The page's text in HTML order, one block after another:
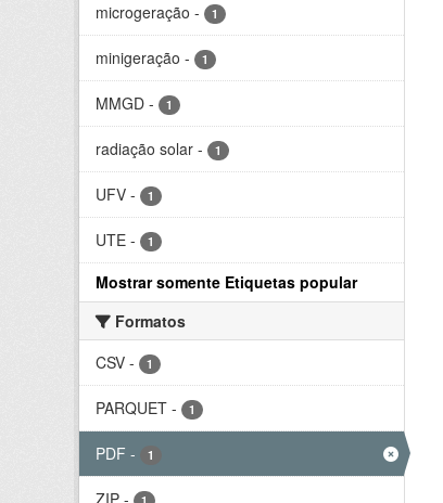
microgeração - 1
minigeração - 1
MMGD - 1
radiação solar - 1
UFV - 1
UTE - 1
Mostrar somente Etiquetas popular
Formatos
CSV - 1
PARQUET - 1
PDF - 1
ZIP -